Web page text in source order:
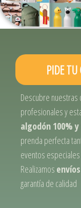
PIDE TU
Descubre nuestras
profesionales y
algodón 100%
prenda perfecta
eventos
Realizamos
garantía de calidad